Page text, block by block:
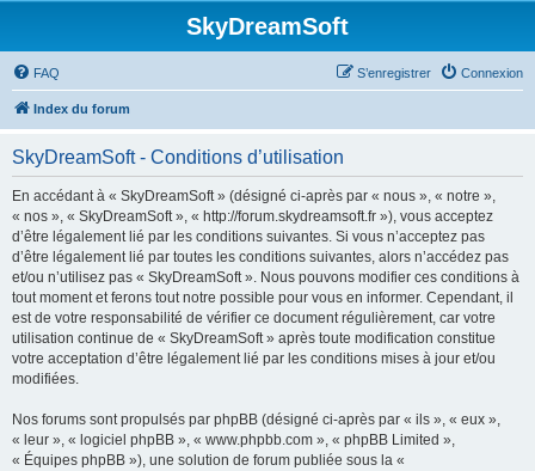
SkyDreamSoft
FAQ Connexion
S’enregistrer
Index du forum
SkyDreamSoft - Conditions d’utilisation
En accédant à « SkyDreamSoft » (désigné ci-après par « nous », « notre »,
« nos », « SkyDreamSoft », « http://forum.skydreamsoft.fr »), vous acceptez
d’être légalement lié par les conditions suivantes. Si vous n’acceptez pas
d’être légalement lié par toutes les conditions suivantes, alors n’accédez pas
et/ou n’utilisez pas « SkyDreamSoft ». Nous pouvons modifier ces conditions à
tout moment et ferons tout notre possible pour vous en informer. Cependant, il
est de votre responsabilité de vérifier ce document régulièrement, car votre
utilisation continue de « SkyDreamSoft » après toute modification constitue
votre acceptation d’être légalement lié par les conditions mises à jour et/ou
modifiées.
Nos forums sont propulsés par phpBB (désigné ci-après par « ils », « eux »,
« leur », « logiciel phpBB », « www.phpbb.com », « phpBB Limited »,
« Équipes phpBB »), une solution de forum publiée sous la «